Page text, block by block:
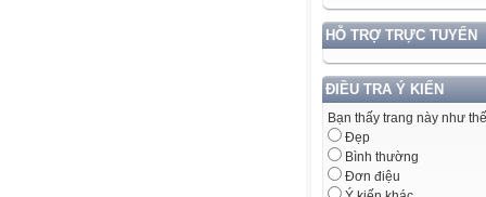
HỖ TRỢ TRỰC TUYẾN
ĐIỀU TRA Ý KIẾN
Bạn thấy trang này như
Đẹp
Bình thường
Đơn điệu